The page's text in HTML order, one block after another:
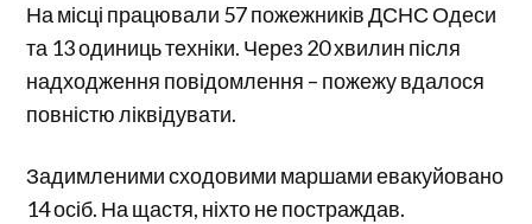
На місці працювали 57 пожежників ДСНС Одеси
та 13 одиниць техніки. Через 20 хвилин після
надходження повідомлення – пожежу вдалося
повністю ліквідувати.
Задимленими сходовими маршами евакуйовано
14 осіб. На щастя, ніхто не постраждав.